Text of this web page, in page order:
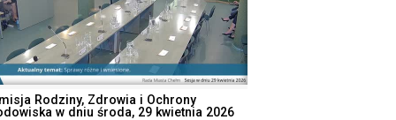
Rodziny, Zdrowia i Ochrony
w dniu środa, 29 kwietnia 2026